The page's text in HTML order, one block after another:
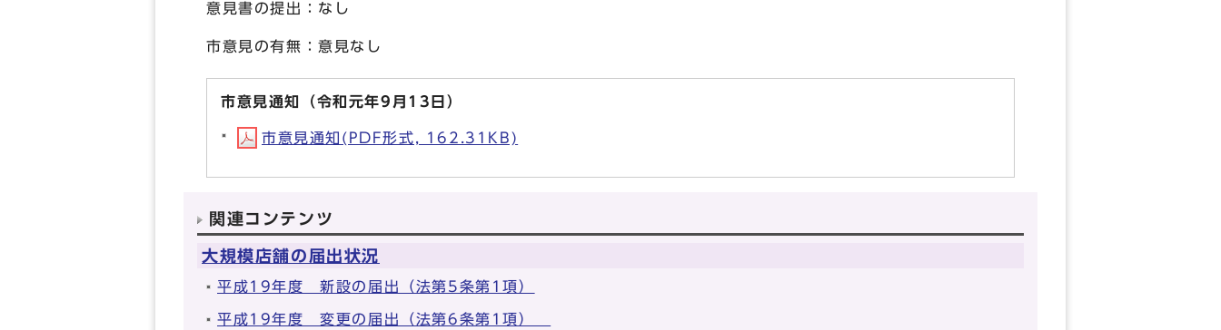
意見書の提出：なし
市意見の有無：意見なし
市意見通知（令和元年9月13日）
市意見通知(PDF形式, 162.31KB)
関連コンテンツ
大規模店舗の届出状況
平成19年度 新設の届出（法第5条第1項）
平成19年度 変更の届出（法第6条第1項）